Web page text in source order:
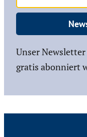
Unser
gratis abonniert